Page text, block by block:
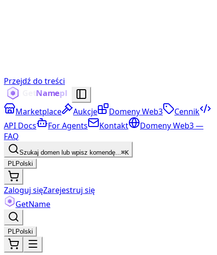
Przejdź do treści
Marketplace Aukcje Domeny Web3
Cennik
API Docs
For Agents Kontakt
Domeny Web3 —
FAQ
Szukaj domen lub wpisz komendę...⌘K
PLPolski
Zaloguj sięZarejestruj się
GetName
PLPolski